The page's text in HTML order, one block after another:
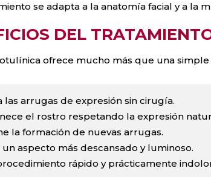
se adapta a la anatomía facial y a la
DEL
ofrece mucho más que una
las arrugas de expresión sin cirugía.
el rostro respetando la expresión
la formación de nuevas arrugas.
aspecto más descansado y luminoso.
rápido y prácticamente